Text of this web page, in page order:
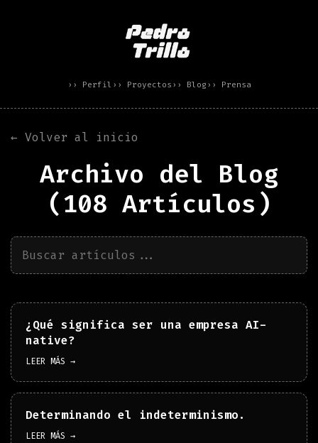
›› Perfil ›› Proyectos ›› Blog ›› Prensa
← Volver al inicio
Archivo del Blog
(108 Artículos)
¿Qué significa ser una empresa AI-
native?
LEER MÁS →
Determinando el indeterminismo.
LEER MÁS →